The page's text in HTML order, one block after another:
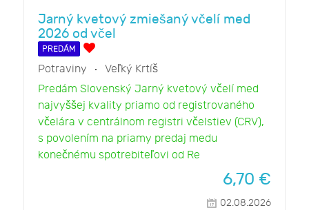
Jarný kvetový zmiešaný včelí med
2026 od včel
PREDÁM
Potraviny
Veľký Krtíš
Predám Slovenský Jarný kvetový včelí med
najvyššej kvality priamo od registrovaného
včelára v centrálnom registri včelstiev (CRV),
s povolením na priamy predaj medu
konečnému spotrebiteľovi od Re
6,70 €
02.08.2026